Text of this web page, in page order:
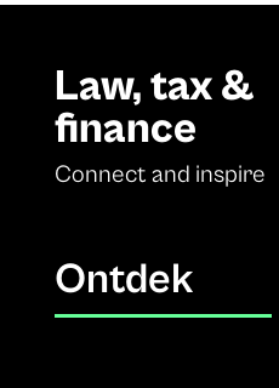
Law, tax &
finance
Connect and inspire
Ontdek